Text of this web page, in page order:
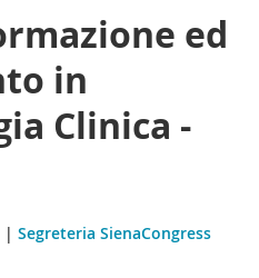
ed
in
Clinica -
| Segreteria SienaCongress